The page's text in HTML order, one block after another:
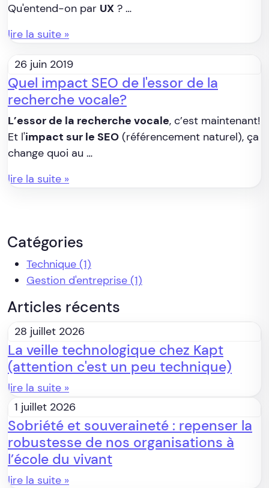
Qu'entend-on par UX ? …
lire la suite »
26 juin 2019
Quel impact SEO de l'essor de la
recherche vocale?
L’essor de la recherche vocale, c’est maintenant!
Et l'impact sur le SEO (référencement naturel), ça
change quoi au …
lire la suite »
Catégories
Technique (1)
Gestion d'entreprise (1)
Articles récents
28 juillet 2026
La veille technologique chez Kapt
(attention c'est un peu technique)
lire la suite »
1 juillet 2026
Sobriété et souveraineté : repenser la
robustesse de nos organisations à
l’école du vivant
lire la suite »